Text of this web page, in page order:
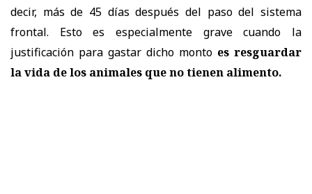
decir, más de 45 días después del paso del sistema
frontal. Esto es especialmente grave cuando la
justificación para gastar dicho monto es resguardar
la vida de los animales que no tienen alimento.